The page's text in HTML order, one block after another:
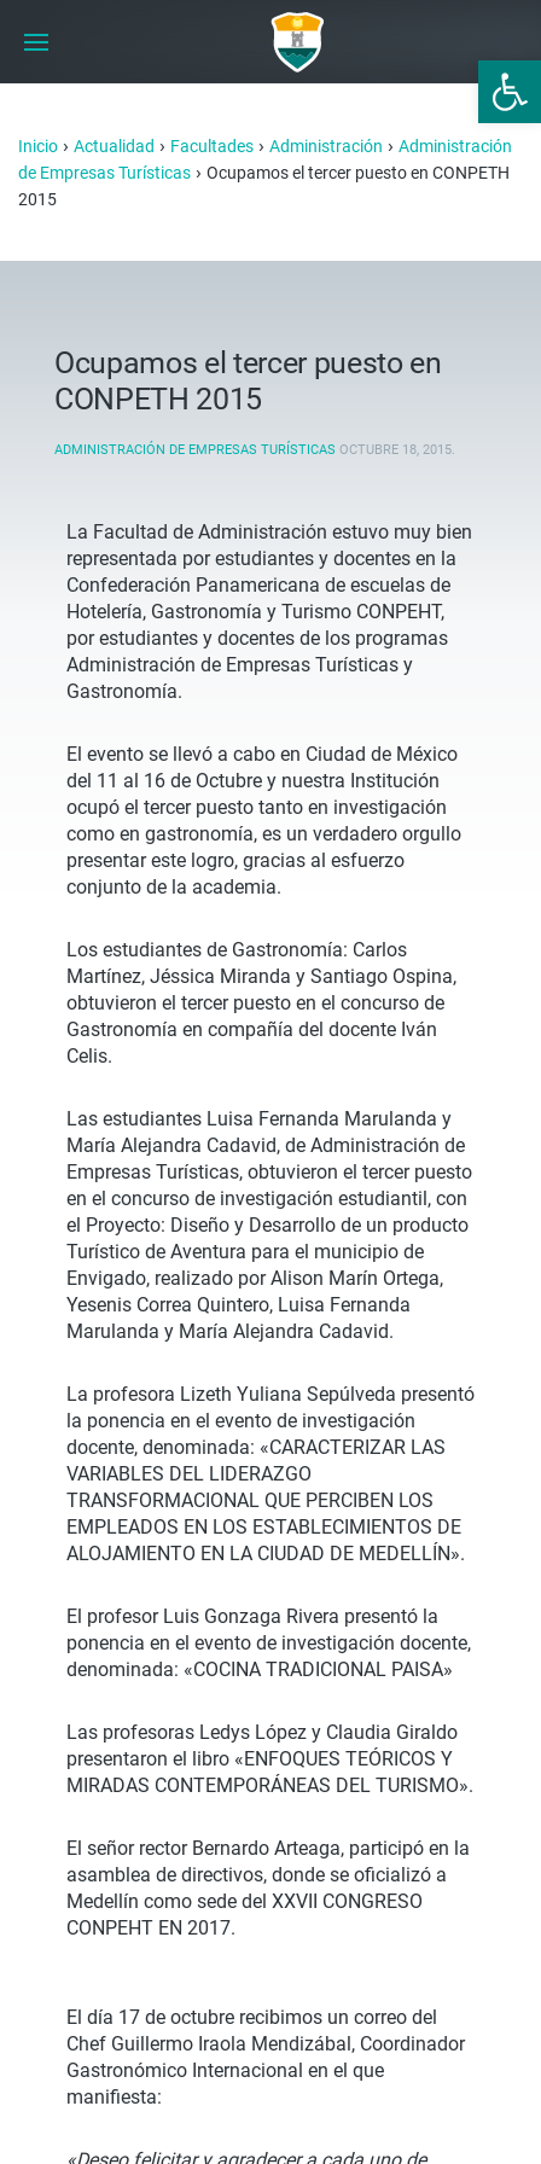
Abrir
Inicio › Actualidad › Facultades › Administración › Administración
de Empresas Turísticas › Ocupamos el tercer puesto en CONPETH
2015
Ocupamos el tercer puesto en
CONPETH 2015
ADMINISTRACIÓN DE EMPRESAS TURÍSTICAS OCTUBRE 18, 2015.
La Facultad de Administración estuvo muy bien
representada por estudiantes y docentes en la
Confederación Panamericana de escuelas de
Hotelería, Gastronomía y Turismo CONPEHT,
por estudiantes y docentes de los programas
Administración de Empresas Turísticas y
Gastronomía.
El evento se llevó a cabo en Ciudad de México
del 11 al 16 de Octubre y nuestra Institución
ocupó el tercer puesto tanto en investigación
como en gastronomía, es un verdadero orgullo
presentar este logro, gracias al esfuerzo
conjunto de la academia.
Los estudiantes de Gastronomía: Carlos
Martínez, Jéssica Miranda y Santiago Ospina,
obtuvieron el tercer puesto en el concurso de
Gastronomía en compañía del docente Iván
Celis.
Las estudiantes Luisa Fernanda Marulanda y
María Alejandra Cadavid, de Administración de
Empresas Turísticas, obtuvieron el tercer puesto
en el concurso de investigación estudiantil, con
el Proyecto: Diseño y Desarrollo de un producto
Turístico de Aventura para el municipio de
Envigado, realizado por Alison Marín Ortega,
Yesenis Correa Quintero, Luisa Fernanda
Marulanda y María Alejandra Cadavid.
La profesora Lizeth Yuliana Sepúlveda presentó
la ponencia en el evento de investigación
docente, denominada: «CARACTERIZAR LAS
VARIABLES DEL LIDERAZGO
TRANSFORMACIONAL QUE PERCIBEN LOS
EMPLEADOS EN LOS ESTABLECIMIENTOS DE
ALOJAMIENTO EN LA CIUDAD DE MEDELLÍN».
El profesor Luis Gonzaga Rivera presentó la
ponencia en el evento de investigación docente,
denominada: «COCINA TRADICIONAL PAISA»
Las profesoras Ledys López y Claudia Giraldo
presentaron el libro «ENFOQUES TEÓRICOS Y
MIRADAS CONTEMPORÁNEAS DEL TURISMO».
El señor rector Bernardo Arteaga, participó en la
asamblea de directivos, donde se oficializó a
Medellín como sede del XXVII CONGRESO
CONPEHT EN 2017.
El día 17 de octubre recibimos un correo del
Chef Guillermo Iraola Mendizábal, Coordinador
Gastronómico Internacional en el que
manifiesta: